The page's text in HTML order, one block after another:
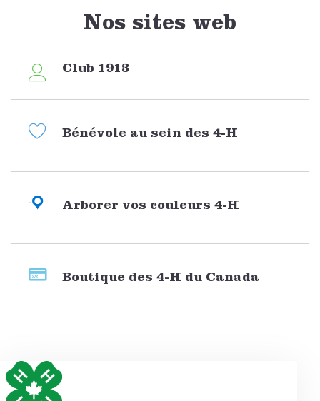
Nos sites web
Club 1913
Bénévole au sein des 4-H
Arborer vos couleurs 4-H
Boutique des 4-H du Canada